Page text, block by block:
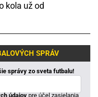
kola už od
SPRÁV
správy zo sveta futbalu!
údajovpre účel zasielania